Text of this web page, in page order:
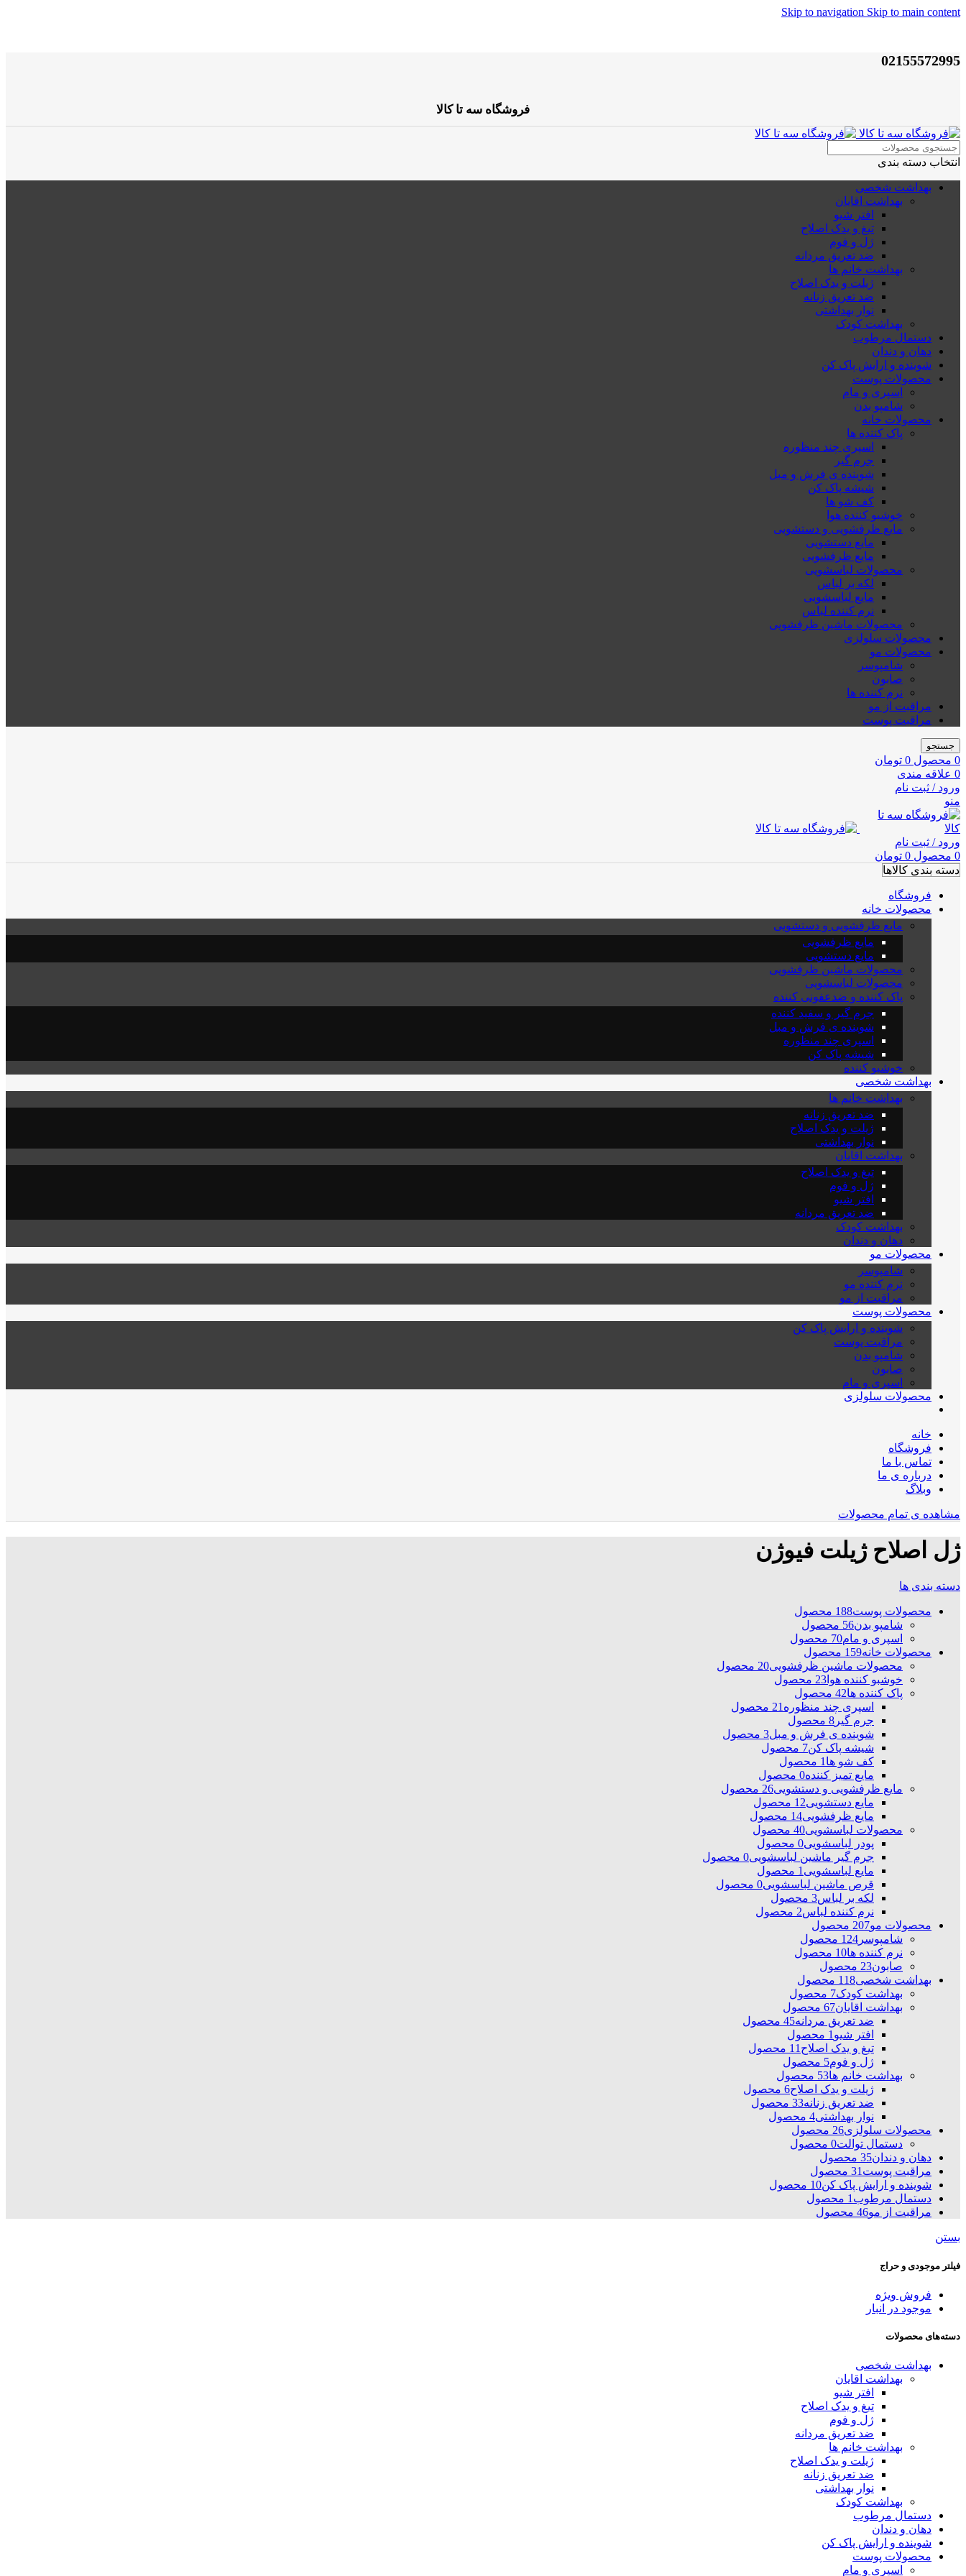
Skip to navigation Skip to main content
02155572995
فروشگاه سه تا کالا
انتخاب دسته بندی
بهداشت شخصی
بهداشت اقایان
افتر شیو
تیغ و یدک اصلاح
ژل و فوم
ضد تعریق مردانه
بهداشت خانم ها
ژیلت و یدک اصلاح
ضد تعریق زنانه
نوار بهداشتی
بهداشت کودک
دستمال مرطوب
دهان و دندان
شوینده و ارایش پاک کن
محصولات پوست
اسپری و مام
شامپو بدن
محصولات خانه
پاک کننده ها
اسپری چند منظوره
جرم گیر
شوینده ی فرش و مبل
شیشه پاک کن
کف شو ها
خوشبو کننده هوا
مایع ظرفشویی و دستشویی
مایع دستشویی
مایع ظرفشویی
محصولات لباسشویی
لکه بر لباس
مایع لباسشویی
نرم کننده لباس
محصولات ماشین ظرفشویی
محصولات سلولزی
محصولات مو
شامپوسر
صابون
نرم کننده ها
مراقبت از مو
مراقبت پوست
جستجو
0 محصول 0 تومان
0 علاقه مندی
ورود / ثبت نام
منو
ورود / ثبت نام
0 محصول 0 تومان
دسته بندی کالاها
فروشگاه
محصولات خانه
مایع ظرفشویی و دستشویی
مایع ظرفشویی
مایع دستشویی
محصولات ماشین ظرفشویی
محصولات لباسشویی
پاک کننده و ضدعفونی کننده
جرم گیر و سفید کننده
شوینده ی فرش و مبل
اسپری چند منظوره
شیشه پاک کن
خوشبو کننده
بهداشت شخصی
بهداشت خانم ها
ضد تعریق زنانه
ژیلت و یدک اصلاح
نوار بهداشتی
بهداشت اقایان
تیغ و یدک اصلاح
ژل و فوم
افتر شیو
ضد تعریق مردانه
بهداشت کودک
دهان و دندان
محصولات مو
شامپوسر
نرم کننده مو
مراقبت از مو
محصولات پوست
شوینده و ارایش پاک کن
مراقبت پوست
شامپو بدن
صابون
اسپری و مام
محصولات سلولزی
خانه
فروشگاه
تماس با ما
درباره ی ما
وبلاگ
مشاهده ی تمام محصولات
ژل اصلاح ژیلت فیوژن
دسته بندی ها
محصولات پوست188 محصول
شامپو بدن56 محصول
اسپری و مام70 محصول
محصولات خانه159 محصول
محصولات ماشین ظرفشویی20 محصول
خوشبو کننده هوا 23 محصول
پاک کننده ها42 محصول
اسپری چند منظوره21 محصول
جرم گیر 8 محصول
شوینده ی فرش و مبل3 محصول
شیشه پاک کن7 محصول
کف شو ها1 محصول
مایع تمیز کننده0 محصول
مایع ظرفشویی و دستشویی26 محصول
مایع دستشویی12 محصول
مایع ظرفشویی14 محصول
محصولات لباسشویی40 محصول
پودر لباسشویی0 محصول
جرم گیر ماشین لباسشویی0 محصول
مایع لباسشویی1 محصول
قرص ماشین لباسشویی0 محصول
لکه بر لباس3 محصول
نرم کننده لباس2 محصول
محصولات مو207 محصول
شامپوسر 124 محصول
نرم کننده ها10 محصول
صابون23 محصول
بهداشت شخصی118 محصول
بهداشت کودک7 محصول
بهداشت اقایان67 محصول
ضد تعریق مردانه45 محصول
افتر شیو1 محصول
تیغ و یدک اصلاح11 محصول
ژل و فوم5 محصول
بهداشت خانم ها53 محصول
ژیلت و یدک اصلاح6 محصول
ضد تعریق زنانه33 محصول
نوار بهداشتی4 محصول
محصولات سلولزی26 محصول
دستمال توالت0 محصول
دهان و دندان35 محصول
مراقبت پوست31 محصول
شوینده و ارایش پاک کن10 محصول
دستمال مرطوب1 محصول
مراقبت از مو46 محصول
بستن
فیلتر موجودی و حراج
فروش ویژه
موجود در انبار
دسته‌های محصولات
بهداشت شخصی
بهداشت اقایان
افتر شیو
تیغ و یدک اصلاح
ژل و فوم
ضد تعریق مردانه
بهداشت خانم ها
ژیلت و یدک اصلاح
ضد تعریق زنانه
نوار بهداشتی
بهداشت کودک
دستمال مرطوب
دهان و دندان
شوینده و ارایش پاک کن
محصولات پوست
اسپری و مام